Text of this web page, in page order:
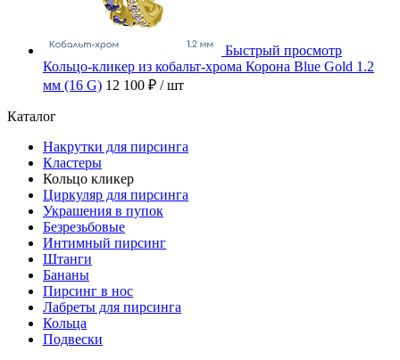
Быстрый просмотр
Кольцо-кликер из кобальт-хрома Корона Blue Gold 1.2
мм (16 G) 12 100 ₽ / шт
Каталог
Накрутки для пирсинга
Кластеры
Кольцо кликер
Циркуляр для пирсинга
Украшения в пупок
Безрезьбовые
Интимный пирсинг
Штанги
Бананы
Пирсинг в нос
Лабреты для пирсинга
Кольца
Подвески